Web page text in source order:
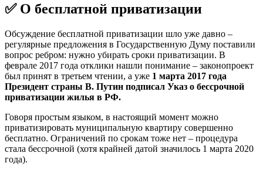
✅ О бесплатной приватизации
Обсуждение бесплатной приватизации шло уже давно –
регулярные предложения в Государственную Думу поставили
вопрос ребром: нужно убирать сроки приватизации. В
феврале 2017 года отклики нашли понимание – законопроект
был принят в третьем чтении, а уже 1 марта 2017 года
Президент страны В. Путин подписал Указ о бессрочной
приватизации жилья в РФ.
Говоря простым языком, в настоящий момент можно
приватизировать муниципальную квартиру совершенно
бесплатно. Ограничений по срокам тоже нет – процедура
стала бессрочной (хотя крайней датой значилось 1 марта 2020
года).